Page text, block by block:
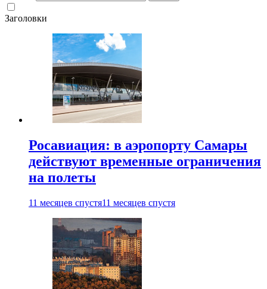
Заголовки
Росавиация: в аэропорту Самары
действуют временные ограничения
на полеты
11 месяцев спустя11 месяцев спустя